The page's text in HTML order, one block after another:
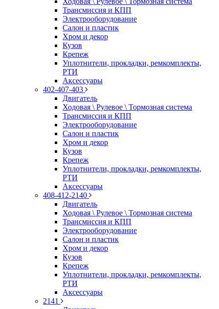
Трансмиссия и КПП
Электрооборудование
Салон и пластик
Хром и декор
Кузов
Крепеж
Уплотнители, прокладки, ремкомплекты,
РТИ
Аксессуары
402-407-403
Двигатель
Ходовая \ Рулевое \ Тормозная система
Трансмиссия и КПП
Электрооборудование
Салон и пластик
Хром и декор
Кузов
Крепеж
Уплотнители, прокладки, ремкомплекты,
РТИ
Аксессуары
408-412-2140
Двигатель
Ходовая \ Рулевое \ Тормозная система
Трансмиссия и КПП
Электрооборудование
Салон и пластик
Хром и декор
Кузов
Крепеж
Уплотнители, прокладки, ремкомплекты,
РТИ
Аксессуары
2141